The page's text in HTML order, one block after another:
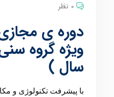
0 نظر
دوره ی
سال )
با پیشرفت تکنولوژی و